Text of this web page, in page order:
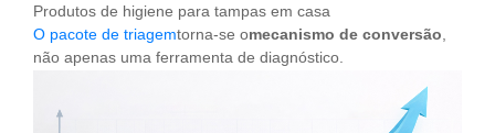
Produtos de higiene para tampas em casa
O pacote de triagemtorna-se omecanismo de conversão,
não apenas uma ferramenta de diagnóstico.